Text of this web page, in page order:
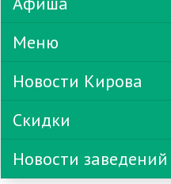
Меню
Новости Кирова
Скидки
Новости заведений